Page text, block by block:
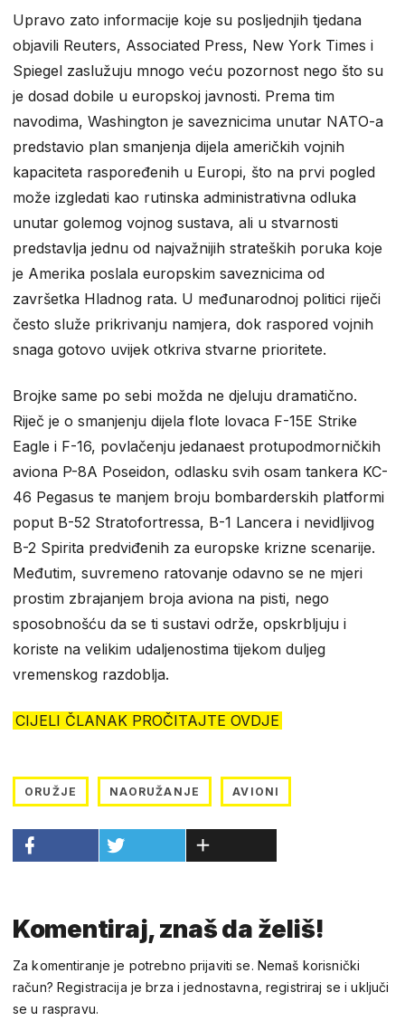
Upravo zato informacije koje su posljednjih tjedana
objavili Reuters, Associated Press, New York Times i
Spiegel zaslužuju mnogo veću pozornost nego što su
je dosad dobile u europskoj javnosti. Prema tim
navodima, Washington je saveznicima unutar NATO-a
predstavio plan smanjenja dijela američkih vojnih
kapaciteta raspoređenih u Europi, što na prvi pogled
može izgledati kao rutinska administrativna odluka
unutar golemog vojnog sustava, ali u stvarnosti
predstavlja jednu od najvažnijih strateških poruka koje
je Amerika poslala europskim saveznicima od
završetka Hladnog rata. U međunarodnoj politici riječi
često služe prikrivanju namjera, dok raspored vojnih
snaga gotovo uvijek otkriva stvarne prioritete.
Brojke same po sebi možda ne djeluju dramatično.
Riječ je o smanjenju dijela flote lovaca F-15E Strike
Eagle i F-16, povlačenju jedanaest protupodmorničkih
aviona P-8A Poseidon, odlasku svih osam tankera KC-
46 Pegasus te manjem broju bombarderskih platformi
poput B-52 Stratofortressa, B-1 Lancera i nevidljivog
B-2 Spirita predviđenih za europske krizne scenarije.
Međutim, suvremeno ratovanje odavno se ne mjeri
prostim zbrajanjem broja aviona na pisti, nego
sposobnošću da se ti sustavi održe, opskrbljuju i
koriste na velikim udaljenostima tijekom duljeg
vremenskog razdoblja.
CIJELI ČLANAK PROČITAJTE OVDJE
ORUŽJE NAORUŽANJE AVIONI
Komentiraj, znaš da želiš!
Za komentiranje je potrebno prijaviti se. Nemaš korisnički
račun? Registracija je brza i jednostavna, registriraj se i uključi
se u raspravu.